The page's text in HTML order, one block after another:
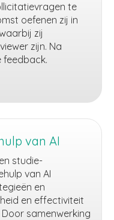
te
oefenen zij in
zij
zijn. Na
feedback.
van AI
studie-
van AI
en
en effectiviteit
samenwerking